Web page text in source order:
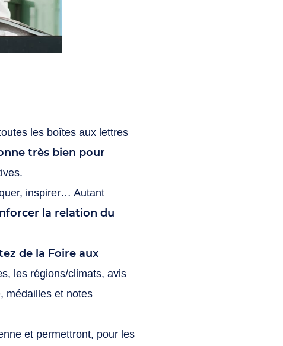
les boîtes aux lettres
très bien pour
inspirer… Autant
la relation du
de la Foire aux
les régions/climats, avis
médailles et notes
et permettront, pour les